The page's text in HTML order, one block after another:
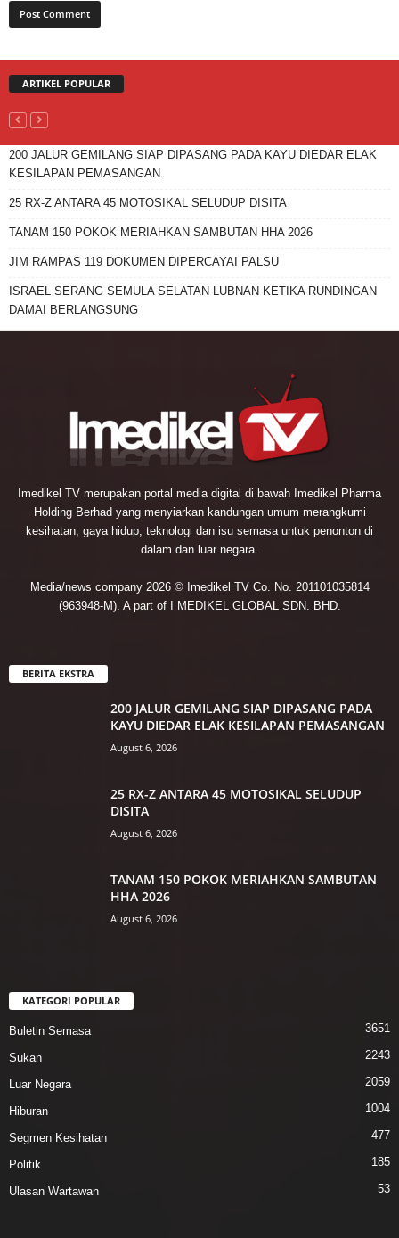
ARTIKEL POPULAR
200 JALUR GEMILANG SIAP DIPASANG PADA KAYU DIEDAR ELAK
KESILAPAN PEMASANGAN
25 RX-Z ANTARA 45 MOTOSIKAL SELUDUP DISITA
TANAM 150 POKOK MERIAHKAN SAMBUTAN HHA 2026
JIM RAMPAS 119 DOKUMEN DIPERCAYAI PALSU
ISRAEL SERANG SEMULA SELATAN LUBNAN KETIKA RUNDINGAN
DAMAI BERLANGSUNG
Imedikel TV merupakan portal media digital di bawah Imedikel Pharma
Holding Berhad yang menyiarkan kandungan umum merangkumi
kesihatan, gaya hidup, teknologi dan isu semasa untuk penonton di
dalam dan luar negara.
Media/news company 2026 © Imedikel TV Co. No. 201101035814
(963948-M). A part of I MEDIKEL GLOBAL SDN. BHD.
BERITA EKSTRA
200 JALUR GEMILANG SIAP DIPASANG PADA
KAYU DIEDAR ELAK KESILAPAN PEMASANGAN
August 6, 2026
25 RX-Z ANTARA 45 MOTOSIKAL SELUDUP
DISITA
August 6, 2026
TANAM 150 POKOK MERIAHKAN SAMBUTAN
HHA 2026
August 6, 2026
KATEGORI POPULAR
Buletin Semasa 3651
Sukan 2243
Luar Negara 2059
Hiburan 1004
Segmen Kesihatan 477
Politik 185
Ulasan Wartawan 53